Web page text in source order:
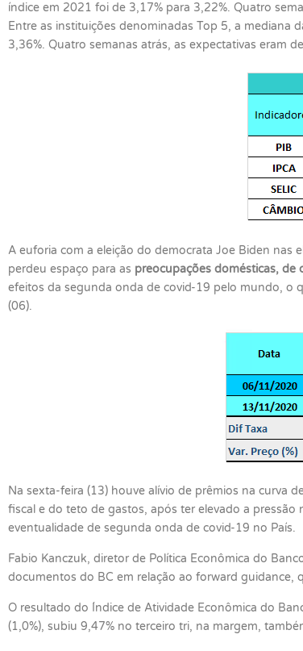
índice em 2021 foi de 3,17% para 3,22%. Quatro
Entre as instituições denominadas Top 5, a mediana
3,36%. Quatro semanas atrás, as expectativas eram
A euforia com a eleição do democrata Joe Biden nas
perdeu espaço para as preocupações domésticas, de
efeitos da segunda onda de covid-19 pelo mundo, o
(06).
Na sexta-feira (13) houve alívio de prêmios na curva
fiscal e do teto de gastos, após ter elevado a
eventualidade de segunda onda de covid-19 no País.
Fabio Kanczuk, diretor de Política Econômica do
documentos do BC em relação ao forward guidance,
O resultado do Índice de Atividade Econômica do
(1,0%), subiu 9,47% no terceiro tri, na margem,